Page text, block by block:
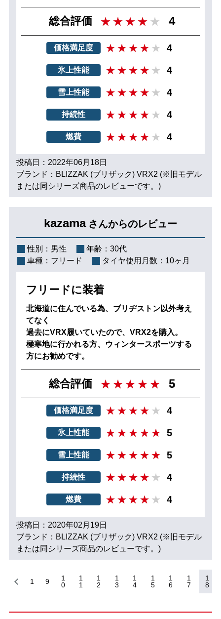
総合評価 4
価格満足度 4
氷上性能 4
雪上性能 4
持続性 4
燃費 4
投稿日：2022年06月18日
ブランド：BLIZZAK (ブリザック) VRX2 (※旧モデル
または同シリーズ商品のレビューです。)
kazama さんからのレビュー
性別： 男性 年齢： 30代
車種： フリード タイヤ使用月数： 10ヶ月
フリードに装着
北海道に住んでいる為、ブリヂストン以外考え
てなく
過去にVRX履いていたので、VRX2を購入。
極寒地に行かれる方、ウィンタースポーツする
方にお勧めです。
総合評価 5
価格満足度 4
氷上性能 5
雪上性能 5
持続性 4
燃費 4
投稿日：2020年02月19日
ブランド：BLIZZAK (ブリザック) VRX2 (※旧モデル
または同シリーズ商品のレビューです。)
1 9
1
0
1
1
1
2
1
3
1
4
1
5
1
6
1
7
1
8